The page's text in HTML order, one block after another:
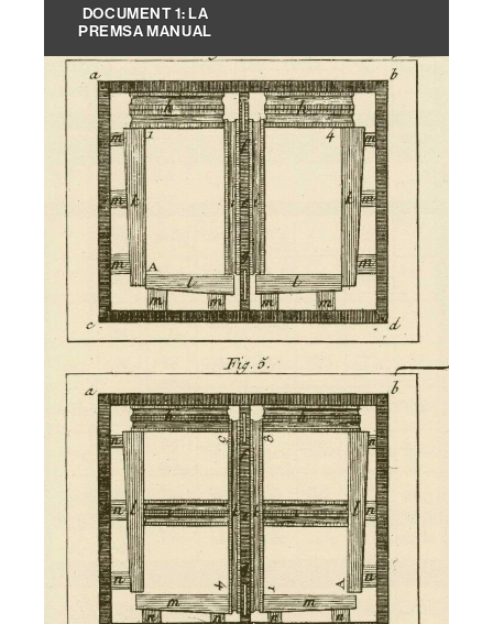
DOCUMENT 1: LA
PREMSA MANUAL